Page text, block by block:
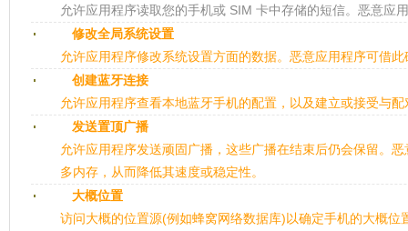
允许应用程序读取您的手机或 SIM 卡中存储的短信。恶意应
修改全局系统设置
允许应用程序修改系统设置方面的数据。恶意应用程序可借
创建蓝牙连接
允许应用程序查看本地蓝牙手机的配置，以及建立或接受与
发送置顶广播
允许应用程序发送顽固广播，这些广播在结束后仍会保留。
多内存，从而降低其速度或稳定性。
大概位置
访问大概的位置源(例如蜂窝网络数据库)以确定手机的大概